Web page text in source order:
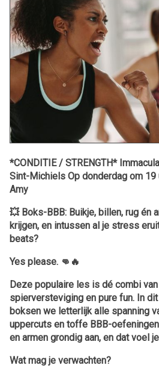
*CONDITIE / STRENGTH*
Sint-Michiels Op donderdag om 19
Amy
💥 Boks-BBB: Buikje, billen, rug én
krijgen, en intussen al je stress
beats?
Yes please. 👊🔥
Deze populaire les is dé combi
spierversteviging en pure fun. In
boksen we letterlijk alle spanning
uppercuts en toffe BBB-
en armen grondig aan, en dat voel
Wat mag je verwachten?